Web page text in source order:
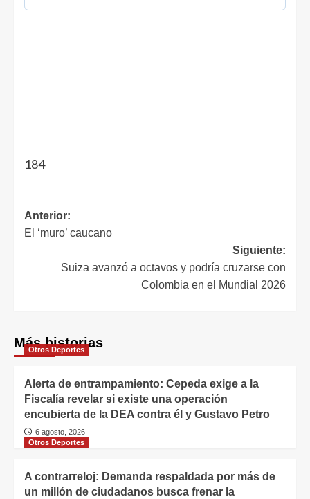
184
Anterior:
El ‘muro’ caucano
Siguiente:
Suiza avanzó a octavos y podría cruzarse con
Colombia en el Mundial 2026
Más historias
Otros Deportes
Alerta de entrampamiento: Cepeda exige a la
Fiscalía revelar si existe una operación
encubierta de la DEA contra él y Gustavo Petro
6 agosto, 2026
Otros Deportes
A contrarreloj: Demanda respaldada por más de
un millón de ciudadanos busca frenar la